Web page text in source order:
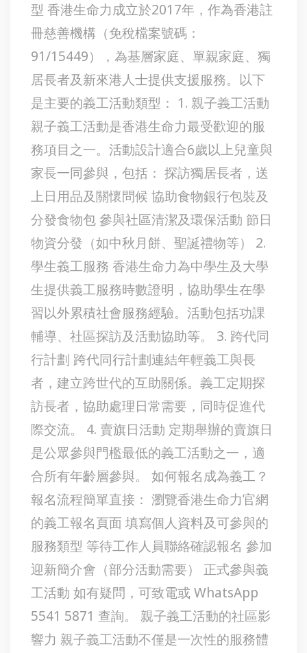
型 香港生命力成立於2017年，作為香港註
冊慈善機構（免稅檔案號碼：
91/15449），為基層家庭、單親家庭、獨
居長者及新來港人士提供支援服務。以下
是主要的義工活動類型： 1. 親子義工活動
親子義工活動是香港生命力最受歡迎的服
務項目之一。活動設計適合6歲以上兒童與
家長一同參與，包括： 探訪獨居長者，送
上日用品及關懷問候 協助食物銀行包裝及
分發食物包 參與社區清潔及環保活動 節日
物資分發（如中秋月餅、聖誕禮物等） 2.
學生義工服務 香港生命力為中學生及大學
生提供義工服務時數證明，協助學生在學
習以外累積社會服務經驗。活動包括功課
輔導、社區探訪及活動協助等。 3. 跨代同
行計劃 跨代同行計劃連結年輕義工與長
者，建立跨世代的互助關係。義工定期探
訪長者，協助處理日常需要，同時促進代
際交流。 4. 賣旗日活動 定期舉辦的賣旗日
是公眾參與門檻最低的義工活動之一，適
合所有年齡層參與。 如何報名成為義工？
報名流程簡單直接： 瀏覽香港生命力官網
的義工報名頁面 填寫個人資料及可參與的
服務類型 等待工作人員聯絡確認報名 參加
迎新簡介會（部分活動需要） 正式參與義
工活動 如有疑問，可致電或 WhatsApp
5541 5871 查詢。 親子義工活動的社區影
響力 親子義工活動不僅是一次性的服務體